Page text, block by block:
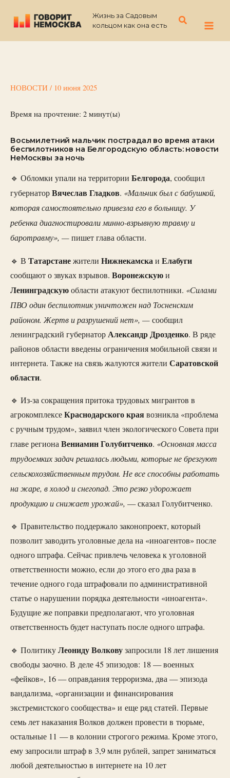
содержимому
Жизнь за Садовым
кольцом как она есть
Поиск
НОВОСТИ / 10 июня 2025
Время на прочтение: 2 минут(ы)
Восьмилетний мальчик пострадал во время атаки
беспилотников на Белгородскую область: новости
НеМосквы за ночь
🔹 Обломки упали на территории Белгорода, сообщил
губернаторВячеслав Гладков. «Мальчик был с бабушкой,
которая самостоятельно привезла его в больницу. У
ребенка диагностировали минно-взрывную травму и
баротравму», —пишет глава области.
🔹 В Татарстанежители Нижнекамскаи Елабуги
сообщают о звуках взрывов. Воронежскуюи
Ленинградскуюобласти атакуют беспилотники. «Силами
ПВО один беспилотник уничтожен над Тосненским
районом. Жертв и разрушений нет», —сообщил
ленинградский губернаторАлександрДрозденко. В ряде
районов области введены ограничения мобильной связи и
интернета. Также на связь жалуются жители Саратовской
области.
🔹 Из-за сокращения притока трудовых мигрантов в
агрокомплексеКраснодарскогокраявозникла «проблема
с ручным трудом», заявил член экологического Совета при
главе регионаВениаминГолубитченко. «Основная масса
трудоемких задач решалась людьми, которые не брезгуют
сельскохозяйственным трудом. Не все способны работать
на жаре, в холод и снегопад. Это резко удорожает
продукцию и снижает урожай», — сказал Голубитченко.
🔹 Правительство поддержало законопроект, который
позволит заводить уголовные дела на «иноагентов» после
одного штрафа. Сейчас привлечь человека к уголовной
ответственности можно, если до этого его два раза в
течение одного года штрафовали по административной
статье о нарушении порядка деятельности «иноагента».
Будущие же поправки предполагают, что уголовная
ответственность будет наступать после одного штрафа.
🔹 ПолитикуЛеониду Волковузапросили 18 лет лишения
свободы заочно. В деле 45 эпизодов: 18 — военных
«фейков», 16 — оправдания терроризма, два — эпизода
вандализма, «организации и финансирования
экстремистского сообщества» и еще ряд статей. Первые
семь лет наказания Волков должен провести в тюрьме,
остальные 11 — в колонии строгого режима. Кроме этого,
ему запросили штраф в 3,9 млн рублей, запрет заниматься
любой деятельностью в интернете на 10 лет